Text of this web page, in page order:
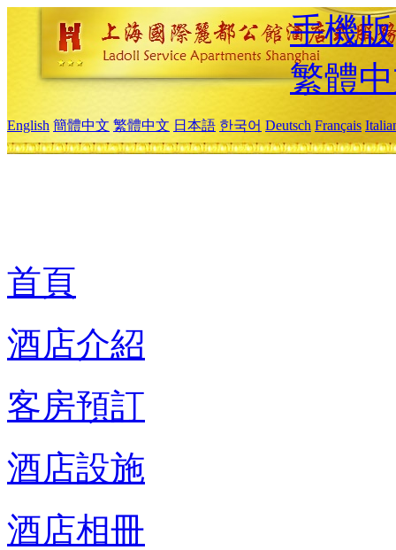
手機版
繁體
English 簡體中文 繁體中文 日本語 한국어 Deutsch Français
首頁
酒店介紹
客房預訂
酒店設施
酒店相冊